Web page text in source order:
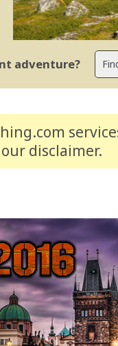
adventure?
disclaimer.